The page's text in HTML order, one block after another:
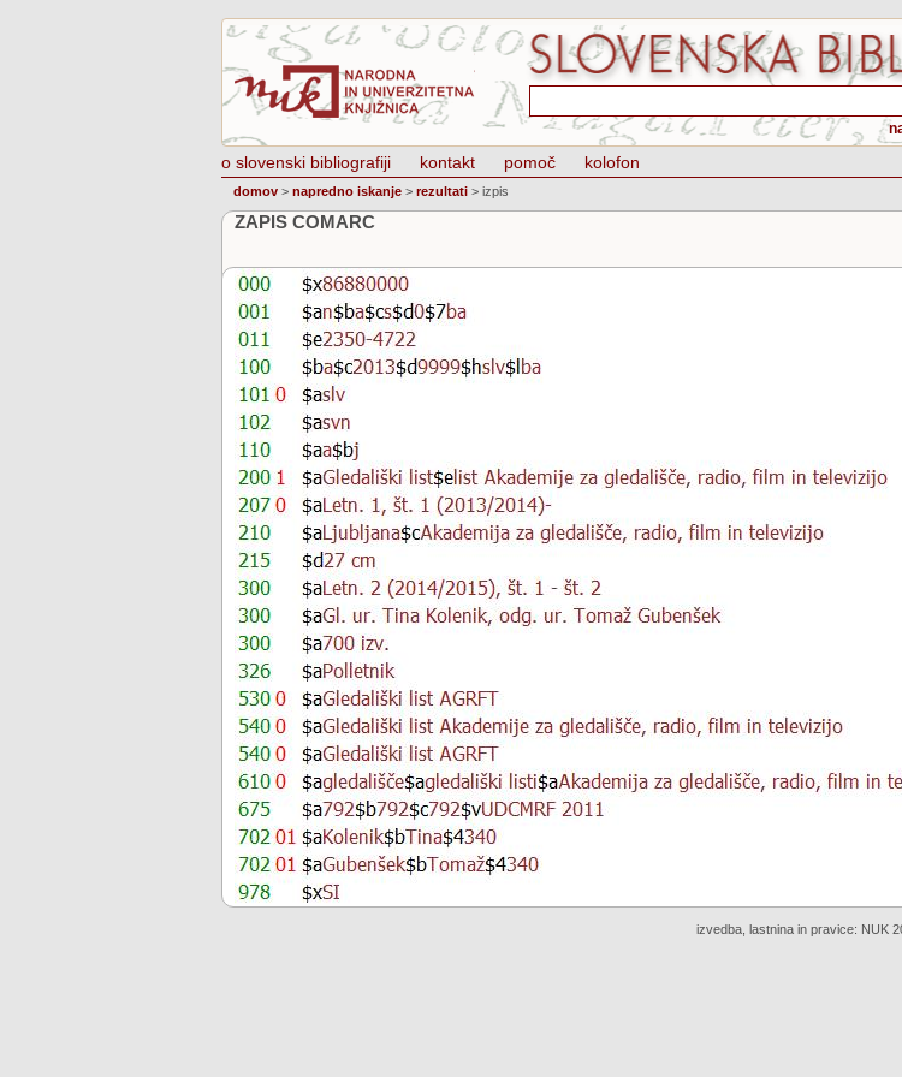
o slovenski bibliografiji kontakt pomoč kolofon
domov > napredno iskanje > rezultati > izpis
ZAPIS COMARC
izvedba, lastnina in pravice: NUK